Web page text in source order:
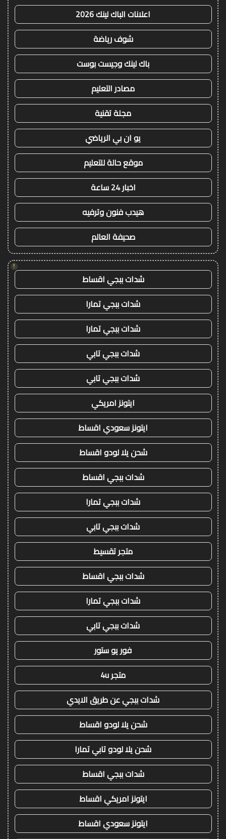
اعلانات الباك لينك 2026
شوف رياضة
باك لينك وجيست بوست
مصادر التعليم
مجلة تقنية
يو ان بي الرياضي
موقع حالة للتعليم
اخبار 24 ساعة
هيدب فنون وترفيه
صحيفة العالم
!
شدات ببجي اقساط
شدات ببجي تمارا
شدات ببجي تمارا
شدات ببجي تابي
شدات ببجي تابي
ايتونز امريكي
ايتونز سعودي اقساط
شحن يلا لودو اقساط
شدات ببجي اقساط
شدات ببجي تمارا
شدات ببجي تابي
متجر تقسيط
شدات ببجي اقساط
شدات ببجي تمارا
شدات ببجي تابي
فور يو ستور
متجر 4u
شدات ببجي عن طريق الايدي
شحن يلا لودو اقساط
شحن يلا لودو تابي تمارا
شدات ببجي اقساط
ايتونز امريكي اقساط
ايتونز سعودي اقساط